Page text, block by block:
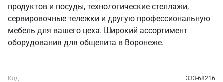
продуктов и посуды, технологические стеллажи,
сервировочные тележки и другую профессиональную
мебель для вашего цеха. Широкий ассортимент
оборудования для общепита в Воронеже.
Код
333-68216